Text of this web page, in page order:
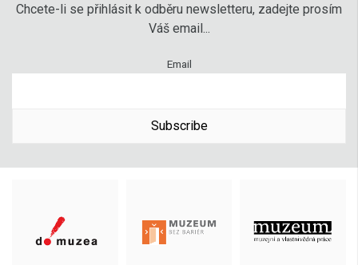
Chcete-li se přihlásit k odběru newsletteru, zadejte prosím
Váš email...
Email
Subscribe